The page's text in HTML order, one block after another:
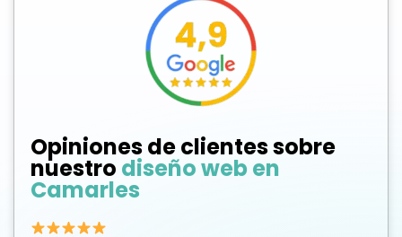
Opiniones de clientes sobre
nuestro diseño web en
Camarles